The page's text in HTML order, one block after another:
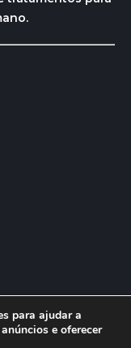
para ajudar a
e oferecer